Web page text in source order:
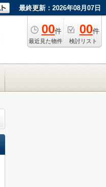
最終更新：2026年08月07日
00件
最近見た物件
00件
検討リスト